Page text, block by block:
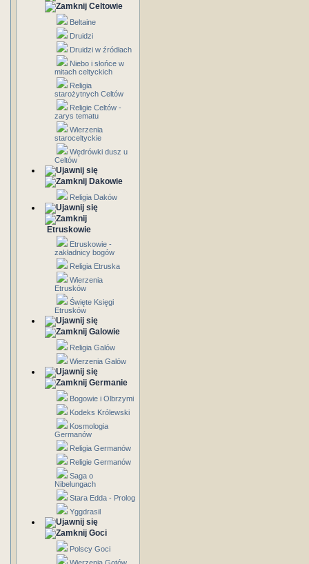
Celtowie
Beltaine
Druidzi
Druidzi w źródłach
Niebo i słońce w
mitach celtyckich
Religia
starożytnych Celtów
Religie Celtów -
zarys tematu
Wierzenia
staroceltyckie
Wędrówki dusz u
Celtów
Dakowie
Religia Daków
Etruskowie
Etruskowie -
zakładnicy bogów
Religia Etruska
Wierzenia
Etrusków
Święte Księgi
Etrusków
Galowie
Religia Galów
Wierzenia Galów
Germanie
Bogowie i Olbrzymi
Kodeks Królewski
Kosmologia
Germanów
Religia Germanów
Religie Germanów
Saga o
Nibelungach
Stara Edda - Prolog
Yggdrasil
Goci
Polscy Goci